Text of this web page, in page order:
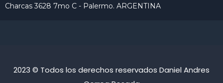
Charcas 3628 7mo C - Palermo. ARGENTINA
2023 © Todos los derechos reservados Daniel Andres